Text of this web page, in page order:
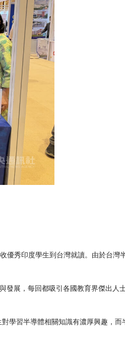
優秀印度學生到台灣就讀。由於台
展，每回都吸引各國教育界傑出
學習半導體相關知識有濃厚興趣，